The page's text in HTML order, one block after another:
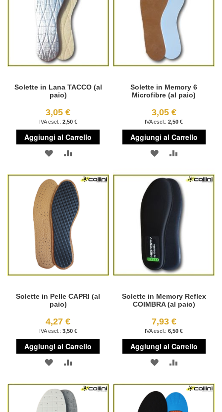
Solette in Lana TACCO (al
paio)
3,05 €
2,50 €
Aggiungi al Carrello
AGGIUNGI
LISTA
DESIDERI
AGGIUNGI
CONFRONTO
Solette in Memory 6
Microfibre (al paio)
3,05 €
2,50 €
Aggiungi al Carrello
AGGIUNGI
LISTA
DESIDERI
Solette in Pelle CAPRI (al
paio)
4,27 €
3,50 €
Aggiungi al Carrello
AGGIUNGI
LISTA
AGGIUNGI
CONFRONTO
Solette in Memory Reflex
COIMBRA (al paio)
7,93 €
6,50 €
Aggiungi al Carrello
AGGIUNGI
LISTA